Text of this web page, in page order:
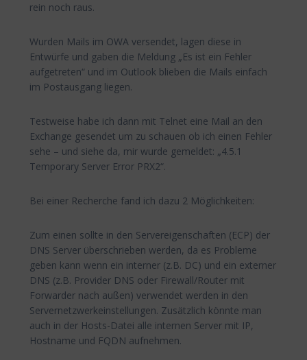
rein noch raus.
Wurden Mails im OWA versendet, lagen diese in
Entwürfe und gaben die Meldung „Es ist ein Fehler
aufgetreten“ und im Outlook blieben die Mails einfach
im Postausgang liegen.
Testweise habe ich dann mit Telnet eine Mail an den
Exchange gesendet um zu schauen ob ich einen Fehler
sehe – und siehe da, mir wurde gemeldet: „4.5.1
Temporary Server Error PRX2“.
Bei einer Recherche fand ich dazu 2 Möglichkeiten:
Zum einen sollte in den Servereigenschaften (ECP) der
DNS Server überschrieben werden, da es Probleme
geben kann wenn ein interner (z.B. DC) und ein externer
DNS (z.B. Provider DNS oder Firewall/Router mit
Forwarder nach außen) verwendet werden in den
Servernetzwerkeinstellungen. Zusätzlich könnte man
auch in der Hosts-Datei alle internen Server mit IP,
Hostname und FQDN aufnehmen.